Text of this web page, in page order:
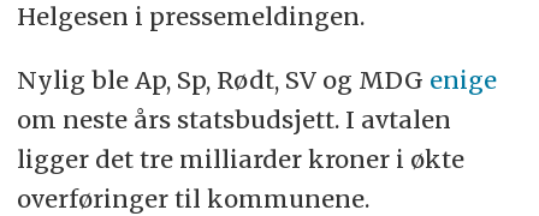
Helgesen i pressemeldingen.
Nylig ble Ap, Sp, Rødt, SV og MDG enige
om neste års statsbudsjett. I avtalen
ligger det tre milliarder kroner i økte
overføringer til kommunene.